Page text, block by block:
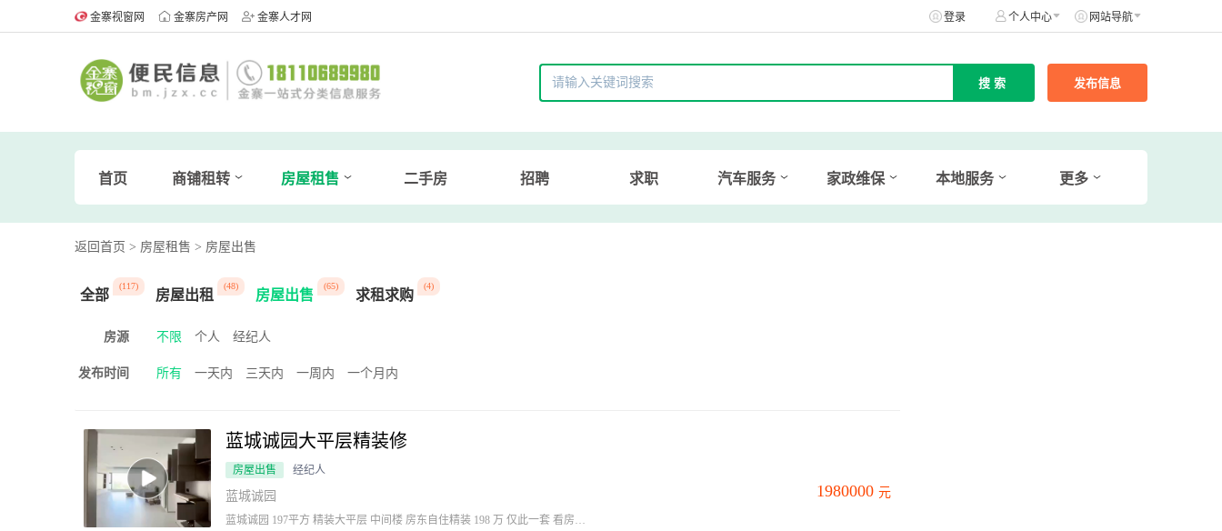
金寨视窗网 金寨房产网 金寨人才网 登录 个人中心 网站导航
发布信息
首页 商铺租转 房屋租售 二手房 招聘 求职 汽车服务 家政维保 本地服务 更多
返回首页 > 房屋租售 > 房屋出售
全部
(117)
房屋出租
(48)
房屋出售
(65)
求租求购
(4)
房源 不限 个人 经纪人
发布时间 所有 一天内 三天内 一周内 一个月内
蓝城诚园大平层精装修
房屋出售 经纪人
蓝城诚园
蓝城诚园 197平方 精装大平层 中间楼 房东自住精装 198 万 仅此一套 ​看房
1980000 元